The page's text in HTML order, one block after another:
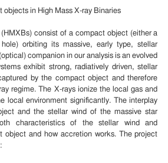
objects in High Mass X-ray Binaries
(HMXBs) consist of a compact object (either a
orbiting its massive, early type, stellar
companion in our analysis is an evolved
exhibit strong, radiatively driven, stellar
by the compact object and therefore
regime. The X-rays ionize the local gas and
local environment significantly. The interplay
and the stellar wind of the massive star
characteristics of the stellar wind and
object and how accretion works. The project